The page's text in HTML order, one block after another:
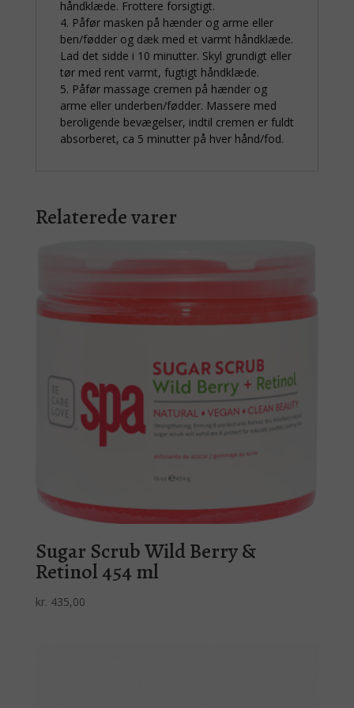
håndklæde. Frottere forsigtigt.
4. Påfør masken på hænder og arme eller
ben/fødder og dæk med et varmt håndklæde.
Lad det sidde i 10 minutter. Skyl grundigt eller
tør med rent varmt, fugtigt håndklæde.
5. Påfør massage cremen på hænder og
arme eller underben/fødder. Massere med
beroligende bevægelser, indtil cremen er fuldt
absorberet, ca 5 minutter på hver hånd/fod.
Relaterede varer
Sugar Scrub Wild Berry &
Retinol 454 ml
kr. 435,00